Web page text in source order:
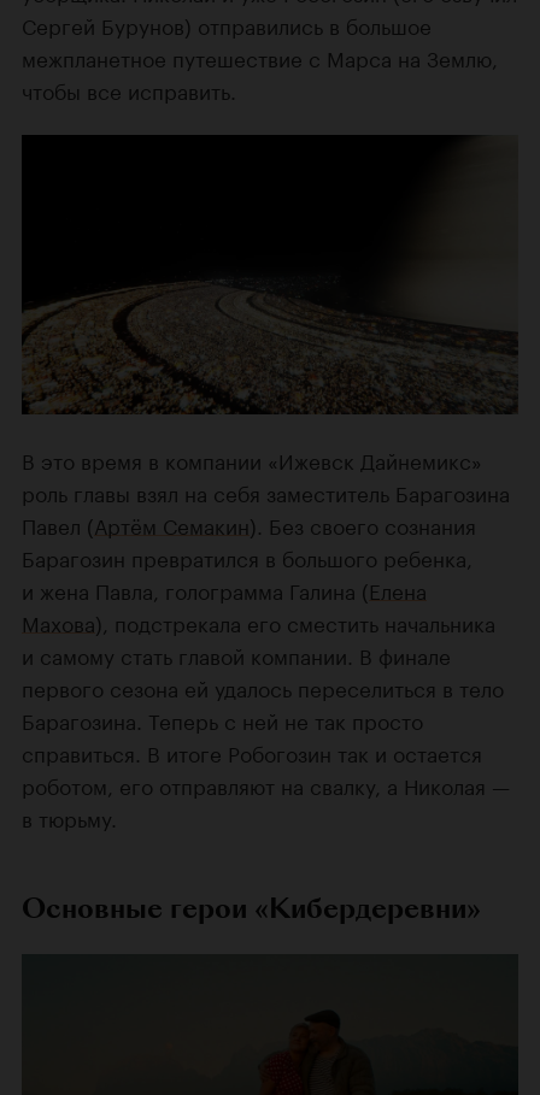
Сергей Бурунов) отправились в большое
межпланетное путешествие с Марса на Землю,
чтобы все исправить.
В это время в компании «Ижевск Дайнемикс»
роль главы взял на себя заместитель Барагозина
Павел (Артём Семакин). Без своего сознания
Барагозин превратился в большого ребенка,
и жена Павла, голограмма Галина (Елена
Махова), подстрекала его сместить начальника
и самому стать главой компании. В финале
первого сезона ей удалось переселиться в тело
Барагозина. Теперь с ней не так просто
справиться. В итоге Робогозин так и остается
роботом, его отправляют на свалку, а Николая —
в тюрьму.
Основные герои «Кибердеревни»